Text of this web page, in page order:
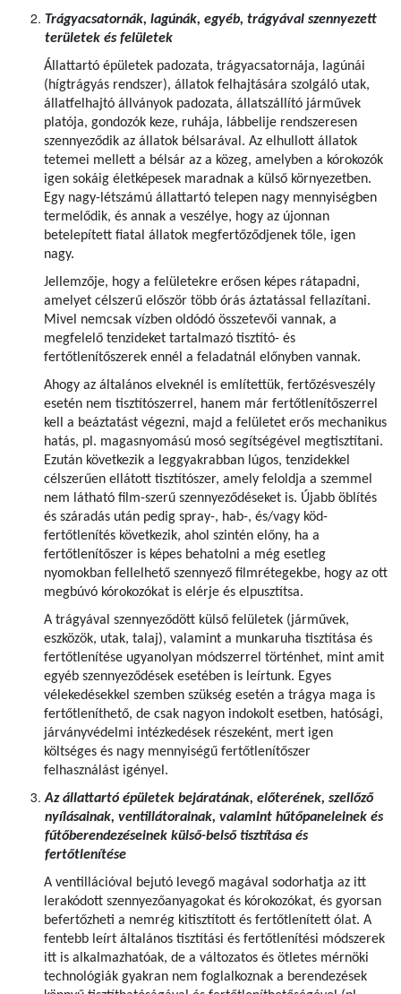
Trágyacsatornák, lagúnák, egyéb, trágyával szennyezett
területek és felületek
Állattartó épületek padozata, trágyacsatornája, lagúnái
(hígtrágyás rendszer), állatok felhajtására szolgáló utak,
állatfelhajtó állványok padozata, állatszállító járművek
platója, gondozók keze, ruhája, lábbelije rendszeresen
szennyeződik az állatok bélsarával. Az elhullott állatok
tetemei mellett a bélsár az a közeg, amelyben a kórokozók
igen sokáig életképesek maradnak a külső környezetben.
Egy nagy-létszámú állattartó telepen nagy mennyiségben
termelődik, és annak a veszélye, hogy az újonnan
betelepített fiatal állatok megfertőződjenek tőle, igen
nagy.
Jellemzője, hogy a felületekre erősen képes rátapadni,
amelyet célszerű először több órás áztatással fellazítani.
Mivel nemcsak vízben oldódó összetevői vannak, a
megfelelő tenzideket tartalmazó tisztító- és
fertőtlenítőszerek ennél a feladatnál előnyben vannak.
Ahogy az általános elveknél is említettük, fertőzésveszély
esetén nem tisztítószerrel, hanem már fertőtlenítőszerrel
kell a beáztatást végezni, majd a felületet erős mechanikus
hatás, pl. magasnyomású mosó segítségével megtisztítani.
Ezután következik a leggyakrabban lúgos, tenzidekkel
célszerűen ellátott tisztítószer, amely feloldja a szemmel
nem látható film-szerű szennyeződéseket is. Újabb öblítés
és száradás után pedig spray-, hab-, és/vagy köd-
fertőtlenítés következik, ahol szintén előny, ha a
fertőtlenítőszer is képes behatolni a még esetleg
nyomokban fellelhető szennyező filmrétegekbe, hogy az ott
megbúvó kórokozókat is elérje és elpusztítsa.
A trágyával szennyeződött külső felületek (járművek,
eszközök, utak, talaj), valamint a munkaruha tisztítása és
fertőtlenítése ugyanolyan módszerrel történhet, mint amit
egyéb szennyeződések esetében is leírtunk. Egyes
vélekedésekkel szemben szükség esetén a trágya maga is
fertőtleníthető, de csak nagyon indokolt esetben, hatósági,
járványvédelmi intézkedések részeként, mert igen
költséges és nagy mennyiségű fertőtlenítőszer
felhasználást igényel.
Az állattartó épületek bejáratának, előterének, szellőző
nyílásainak, ventillátorainak, valamint hűtőpaneleinek és
fűtőberendezéseinek külső-belső tisztítása és
fertőtlenítése
A ventillációval bejutó levegő magával sodorhatja az itt
lerakódott szennyezőanyagokat és kórokozókat, és gyorsan
befertőzheti a nemrég kitisztított és fertőtlenített ólat. A
fentebb leírt általános tisztítási és fertőtlenítési módszerek
itt is alkalmazhatóak, de a változatos és ötletes mérnöki
technológiák gyakran nem foglalkoznak a berendezések